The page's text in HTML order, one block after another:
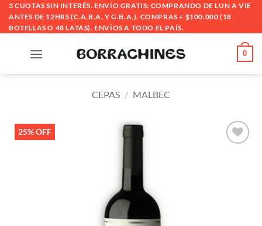
Saltar
contenido
3 CUOTAS SIN INTERÉS. ENVÍO GRATIS: COMPRANDO DE LUN A VIE
ANTES DE 12HRS (C.A.B.A. Y G.B.A.). COMPRAS + $100.000 (18
BOTELLAS O 48 LATAS). ENVÍOS A TODO EL PAÍS.
0
CEPAS / MALBEC
25% OFF